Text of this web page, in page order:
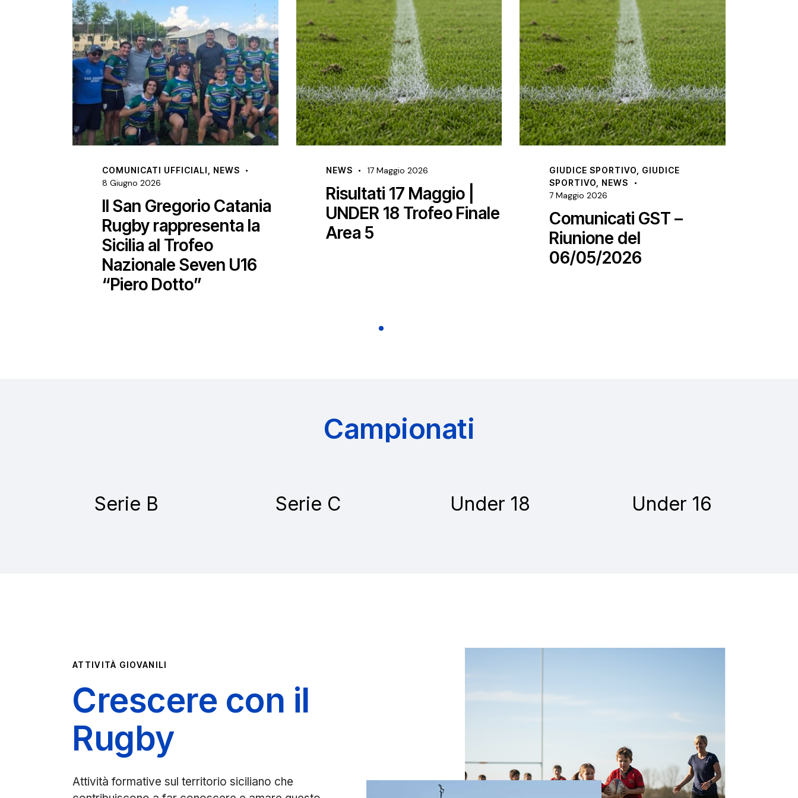
COMUNICATI UFFICIALI, NEWS
8 Giugno 2026
Il San Gregorio Catania
Rugby rappresenta la
Sicilia al Trofeo
Nazionale Seven U16
“Piero Dotto”
17 Maggio 2026
Risultati 17 Maggio |
UNDER 18 Trofeo Finale
GIUDICE SPORTIVO ,GIUDICE
,NEWS
7 Maggio 2026
Comunicati GST –
Riunione del
06/05/2026
Campionati
Serie B Serie C Under 18 Under 16
ATTIVITÀ GIOVANILI
Crescere con il
Rugby
Attività formative sul territorio siciliano che